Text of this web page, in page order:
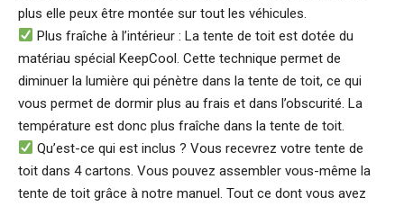
plus elle peux être montée sur tout les véhicules.
Plus fraîche à l’intérieur : La tente de toit est dotée du
matériau spécial KeepCool. Cette technique permet de
diminuer la lumière qui pénètre dans la tente de toit, ce qui
vous permet de dormir plus au frais et dans l’obscurité. La
température est donc plus fraîche dans la tente de toit.
Qu’est-ce qui est inclus ? Vous recevrez votre tente de
toit dans 4 cartons. Vous pouvez assembler vous-même la
tente de toit grâce à notre manuel. Tout ce dont vous avez